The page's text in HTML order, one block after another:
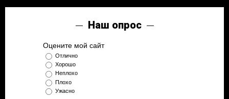
Наш опрос
Оцените мой сайт
Отлично
Хорошо
Неплохо
Плохо
Ужасно